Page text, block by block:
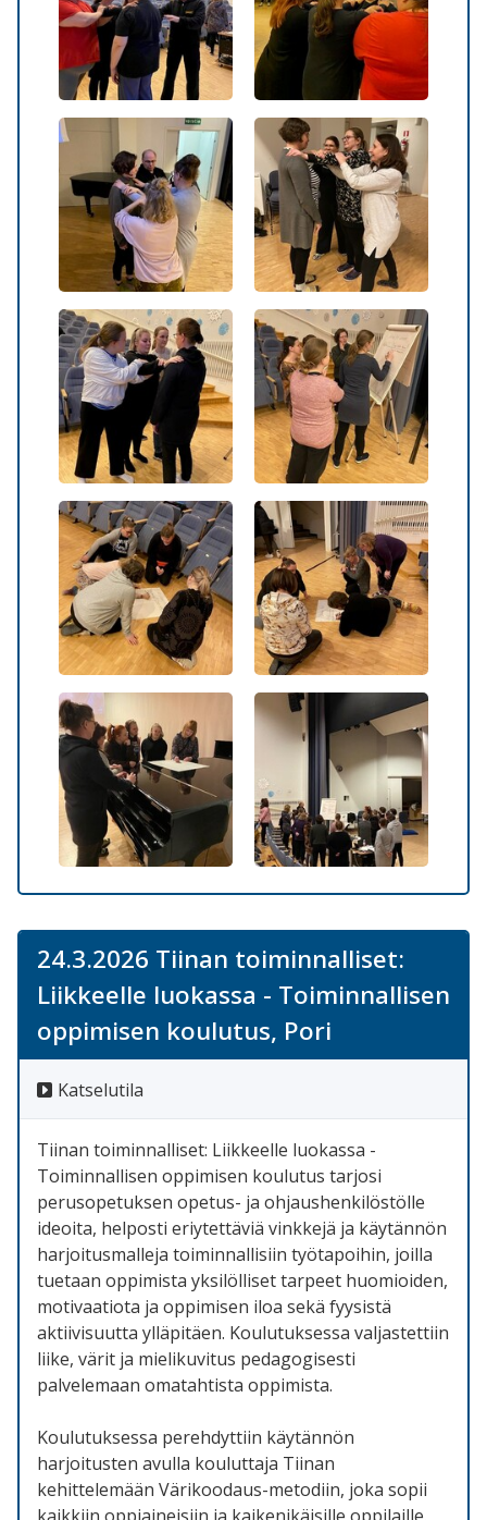
24.3.2026 Tiinan toiminnalliset:
Liikkeelle luokassa - Toiminnallisen
oppimisen koulutus, Pori
Katselutila
Tiinan toiminnalliset: Liikkeelle luokassa -
Toiminnallisen oppimisen koulutus tarjosi
perusopetuksen opetus- ja ohjaushenkilöstölle
ideoita, helposti eriytettäviä vinkkejä ja käytännön
harjoitusmalleja toiminnallisiin työtapoihin, joilla
tuetaan oppimista yksilölliset tarpeet huomioiden,
motivaatiota ja oppimisen iloa sekä fyysistä
aktiivisuutta ylläpitäen. Koulutuksessa valjastettiin
liike, värit ja mielikuvitus pedagogisesti
palvelemaan omatahtista oppimista.
Koulutuksessa perehdyttiin käytännön
harjoitusten avulla kouluttaja Tiinan
kehittelemään Värikoodaus-metodiin, joka sopii